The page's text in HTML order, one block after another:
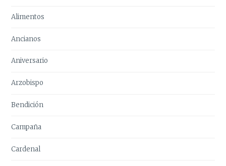
Alimentos
Ancianos
Aniversario
Arzobispo
Bendición
Campaña
Cardenal